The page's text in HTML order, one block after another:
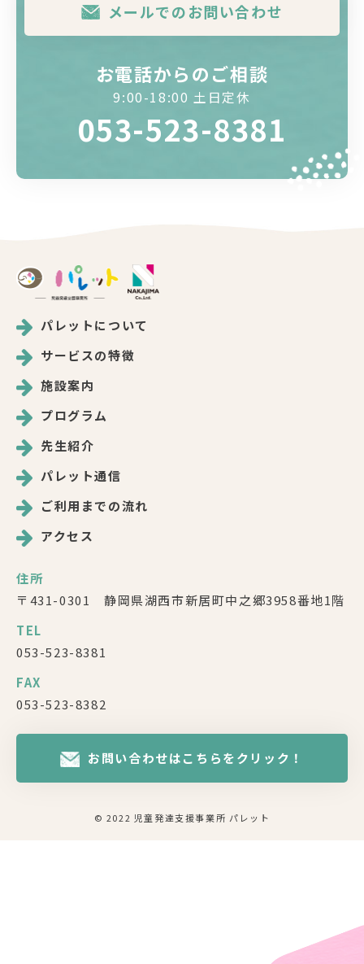
メールでのお問い合わせ
お電話からのご相談
9:00-18:00 土日定休
053-523-8381
パレットについて
サービスの特徴
施設案内
プログラム
先生紹介
パレット通信
ご利用までの流れ
アクセス
住所
〒431-0301 静岡県湖西市新居町中之郷3958番地1階
TEL
053-523-8381
FAX
053-523-8382
お問い合わせはこちらをクリック！
© 2022 児童発達支援事業所 パレット